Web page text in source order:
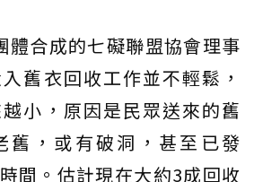
體合成的七礙聯盟協會理事
舊衣回收工作並不輕鬆，
小，原因是民眾送來的舊
舊，或有破洞，甚至已發
間。估計現在大約3成回收